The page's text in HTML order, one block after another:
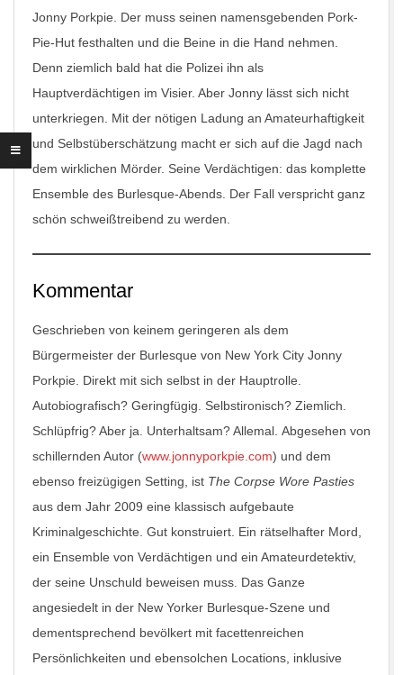
Jonny Porkpie. Der muss seinen namensgebenden Pork-
Pie-Hut festhalten und die Beine in die Hand nehmen.
Denn ziemlich bald hat die Polizei ihn als
Hauptverdächtigen im Visier. Aber Jonny lässt sich nicht
unterkriegen. Mit der nötigen Ladung an Amateurhaftigkeit
und Selbstüberschätzung macht er sich auf die Jagd nach
dem wirklichen Mörder. Seine Verdächtigen: das komplette
Ensemble des Burlesque-Abends. Der Fall verspricht ganz
schön schweißtreibend zu werden.
Kommentar
Geschrieben von keinem geringeren als dem
Bürgermeister der Burlesque von New York City Jonny
Porkpie. Direkt mit sich selbst in der Hauptrolle.
Autobiografisch? Geringfügig. Selbstironisch? Ziemlich.
Schlüpfrig? Aber ja. Unterhaltsam? Allemal. Abgesehen von
schillernden Autor (www.jonnyporkpie.com) und dem
ebenso freizügigen Setting, ist The Corpse Wore Pasties
aus dem Jahr 2009 eine klassisch aufgebaute
Kriminalgeschichte. Gut konstruiert. Ein rätselhafter Mord,
ein Ensemble von Verdächtigen und ein Amateurdetektiv,
der seine Unschuld beweisen muss. Das Ganze
angesiedelt in der New Yorker Burlesque-Szene und
dementsprechend bevölkert mit facettenreichen
Persönlichkeiten und ebensolchen Locations, inklusive